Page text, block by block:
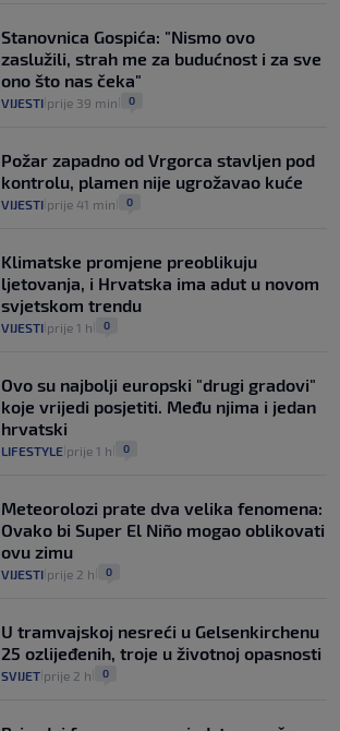
Stanovnica Gospića: "Nismo ovo
zaslužili, strah me za budućnost i za sve
ono što nas čeka"
VIJESTI prije 39 min 0
Požar zapadno od Vrgorca stavljen pod
kontrolu, plamen nije ugrožavao kuće
VIJESTI prije 41 min 0
Klimatske promjene preoblikuju
ljetovanja, i Hrvatska ima adut u novom
svjetskom trendu
VIJESTI prije 1 h 0
Ovo su najbolji europski "drugi gradovi"
koje vrijedi posjetiti. Među njima i jedan
hrvatski
LIFESTYLE prije 1 h 0
Meteorolozi prate dva velika fenomena:
Ovako bi Super El Niño mogao oblikovati
ovu zimu
VIJESTI prije 2 h 0
U tramvajskoj nesreći u Gelsenkirchenu
25 ozlijeđenih, troje u životnoj opasnosti
SVIJET prije 2 h 0